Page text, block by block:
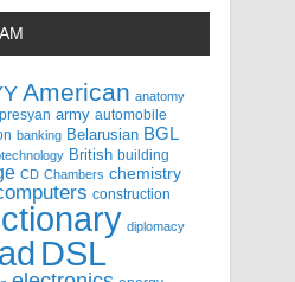
American anatomy
army automobile
banking Belarusian BGL
British building
CD Chambers chemistry
construction
diplomacy
DSL